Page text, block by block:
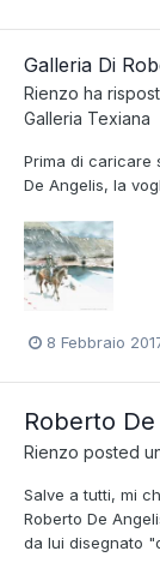
Galleria Di
Rienzo ha
Galleria Texiana
Prima di caricare
De Angelis, la
8 Febbraio
Roberto
Rienzo posted
Salve a tutti, mi
Roberto De
da lui disegnato